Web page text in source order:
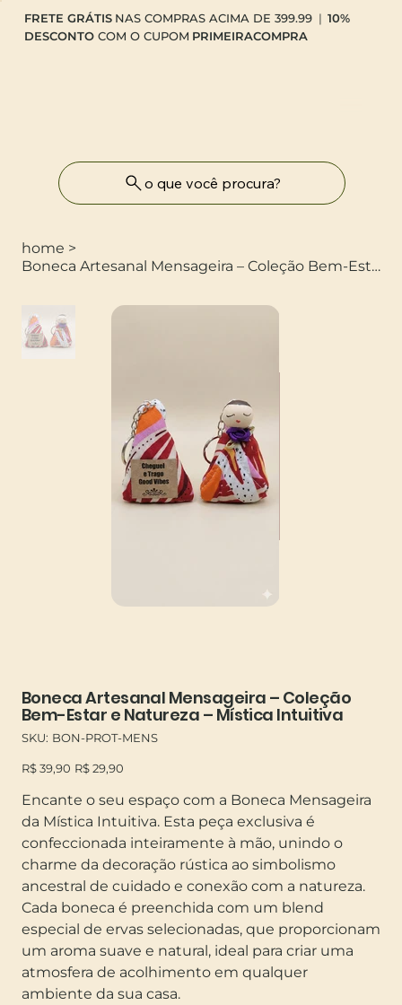
FRETE GRÁTIS NAS COMPRAS ACIMA DE 399.99 |10%
DESCONTOCOM O CUPOM PRIMEIRACOMPRA
o que você procura?
home >
Boneca Artesanal Mensageira – Coleção Bem-Estar e Natureza – Mística Intuitiva
Boneca Artesanal Mensageira – Coleção
Bem-Estar e Natureza – Mística Intuitiva
SKU: SKU
BON-
MENS
BON-PROT-MENS
Preço
original
R$ 39,90 Preço
promocional
R$ 29,90
Encante o seu espaço com a Boneca Mensageira
da Mística Intuitiva. Esta peça exclusiva é
confeccionada inteiramente à mão, unindo o
charme da decoração rústica ao simbolismo
ancestral de cuidado e conexão com a natureza.
Cada boneca é preenchida com um blend
especial de ervas selecionadas, que proporcionam
um aroma suave e natural, ideal para criar uma
atmosfera de acolhimento em qualquer
ambiente da sua casa.